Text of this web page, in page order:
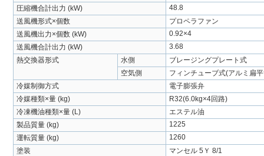
圧縮機合計出力 (kW)
48.8
送風機形式×個数
プロペラファン
送風機出力×個数 (kW)
0.92×4
送風機合計出力 (kW)
3.68
熱交換器形式
水側
ブレージングプレート式
空気側
フィンチューブ式(アルミ扁
冷媒制御方式
電子膨張弁
冷媒種類×量 (kg)
R32(6.0kg×4回路)
冷凍機油種類×量 (L)
エステル油
製品質量 (kg)
1225
運転質量 (kg)
1260
塗装
マンセル 5Ｙ 8/1